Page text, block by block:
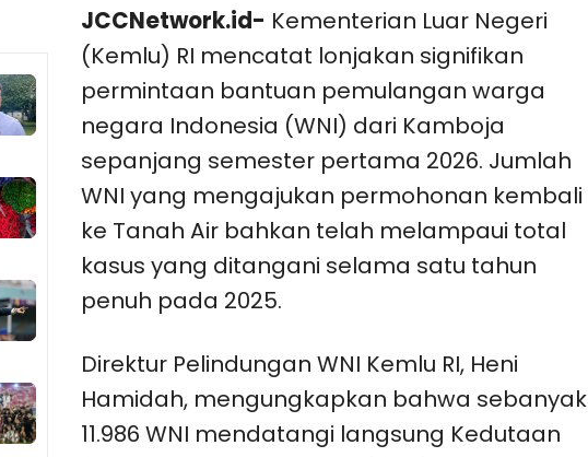
JCCNetwork.id- Kementerian Luar Negeri
(Kemlu) RI mencatat lonjakan signifikan
permintaan bantuan pemulangan warga
negara Indonesia (WNI) dari Kamboja
sepanjang semester pertama 2026. Jumlah
WNI yang mengajukan permohonan kembali
ke Tanah Air bahkan telah melampaui total
kasus yang ditangani selama satu tahun
penuh pada 2025.
Direktur Pelindungan WNI Kemlu RI, Heni
Hamidah, mengungkapkan bahwa sebanyak
11.986 WNI mendatangi langsung Kedutaan